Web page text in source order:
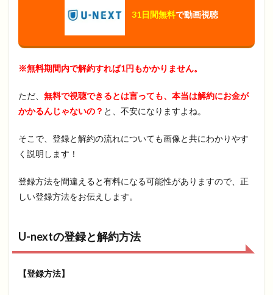
31日間無料で動画視聴
※無料期間内で解約すれば1円もかかりません。
ただ、 無料で視聴できるとは言っても、本当は解約にお金が
かかるんじゃないの？ と、不安になりますよね。
そこで、登録と解約の流れについても画像と共にわかりやす
く説明します！
登録方法を間違えると有料になる可能性がありますので、正
しい登録方法をお伝えします。
U-nextの登録と解約方法
【登録方法】